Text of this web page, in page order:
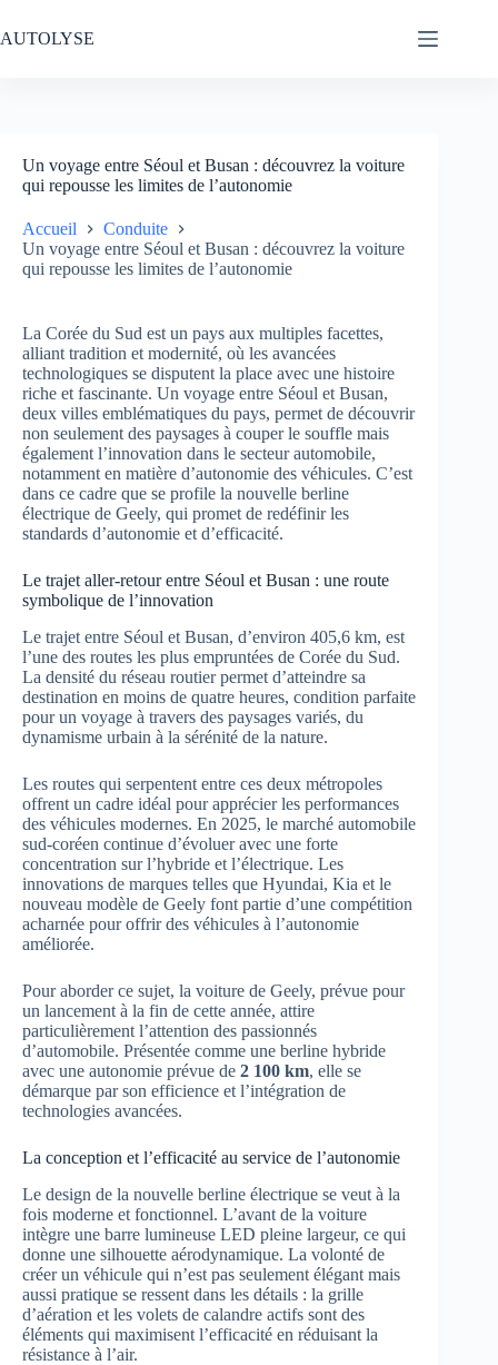
au
contenu
AUTOLYSE
Un voyage entre Séoul et Busan : découvrez la voiture
qui repousse les limites de l’autonomie
Accueil
Conduite
Un voyage entre Séoul et Busan : découvrez la voiture
qui repousse les limites de l’autonomie
La Corée du Sud est un pays aux multiples facettes,
alliant tradition et modernité, où les avancées
technologiques se disputent la place avec une histoire
riche et fascinante. Un voyage entre Séoul et Busan,
deux villes emblématiques du pays, permet de découvrir
non seulement des paysages à couper le souffle mais
également l’innovation dans le secteur automobile,
notamment en matière d’autonomie des véhicules. C’est
dans ce cadre que se profile la nouvelle berline
électrique de Geely, qui promet de redéfinir les
standards d’autonomie et d’efficacité.
Le trajet aller-retour entre Séoul et Busan : une route
symbolique de l’innovation
Le trajet entre Séoul et Busan, d’environ 405,6 km, est
l’une des routes les plus empruntées de Corée du Sud.
La densité du réseau routier permet d’atteindre sa
destination en moins de quatre heures, condition parfaite
pour un voyage à travers des paysages variés, du
dynamisme urbain à la sérénité de la nature.
Les routes qui serpentent entre ces deux métropoles
offrent un cadre idéal pour apprécier les performances
des véhicules modernes. En 2025, le marché automobile
sud-coréen continue d’évoluer avec une forte
concentration sur l’hybride et l’électrique. Les
innovations de marques telles que Hyundai, Kia et le
nouveau modèle de Geely font partie d’une compétition
acharnée pour offrir des véhicules à l’autonomie
améliorée.
Pour aborder ce sujet, la voiture de Geely, prévue pour
un lancement à la fin de cette année, attire
particulièrement l’attention des passionnés
d’automobile. Présentée comme une berline hybride
avec une autonomie prévue de 2 100 km, elle se
démarque par son efficience et l’intégration de
technologies avancées.
La conception et l’efficacité au service de l’autonomie
Le design de la nouvelle berline électrique se veut à la
fois moderne et fonctionnel. L’avant de la voiture
intègre une barre lumineuse LED pleine largeur, ce qui
donne une silhouette aérodynamique. La volonté de
créer un véhicule qui n’est pas seulement élégant mais
aussi pratique se ressent dans les détails : la grille
d’aération et les volets de calandre actifs sont des
éléments qui maximisent l’efficacité en réduisant la
résistance à l’air.